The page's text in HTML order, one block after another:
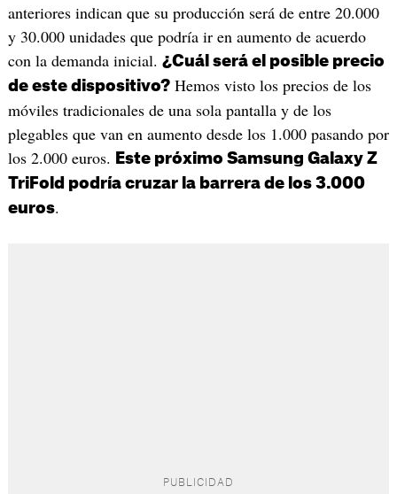
anteriores indican que su producción será de entre 20.000
y 30.000 unidades que podría ir en aumento de acuerdo
con la demanda inicial. ¿Cuál será el posible precio
de este dispositivo?Hemos visto los precios de los
móviles tradicionales de una sola pantalla y de los
plegables que van en aumento desde los 1.000 pasando por
los 2.000 euros.
Este próximo Samsung Galaxy Z
TriFold podría cruzar la barrera de los 3.000
euros.